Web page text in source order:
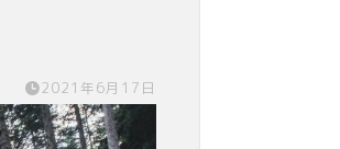
2021年6月17日